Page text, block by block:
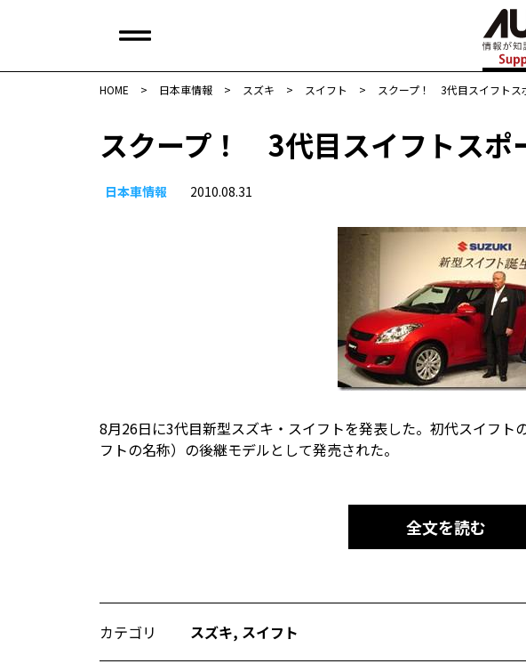
HOME > 日本車情報​ > スズキ > スイフト > スクープ！ 3代目スイフトス
スクープ！ 3代目スイフトスポ
日本車情報​ 2010.08.31
8月26日に3代目新型スズキ・スイフトを発表した。初代スイフト
フトの名称）の後継モデルとして発売された。
全文を読む
カテゴリ スズキ, スイフト